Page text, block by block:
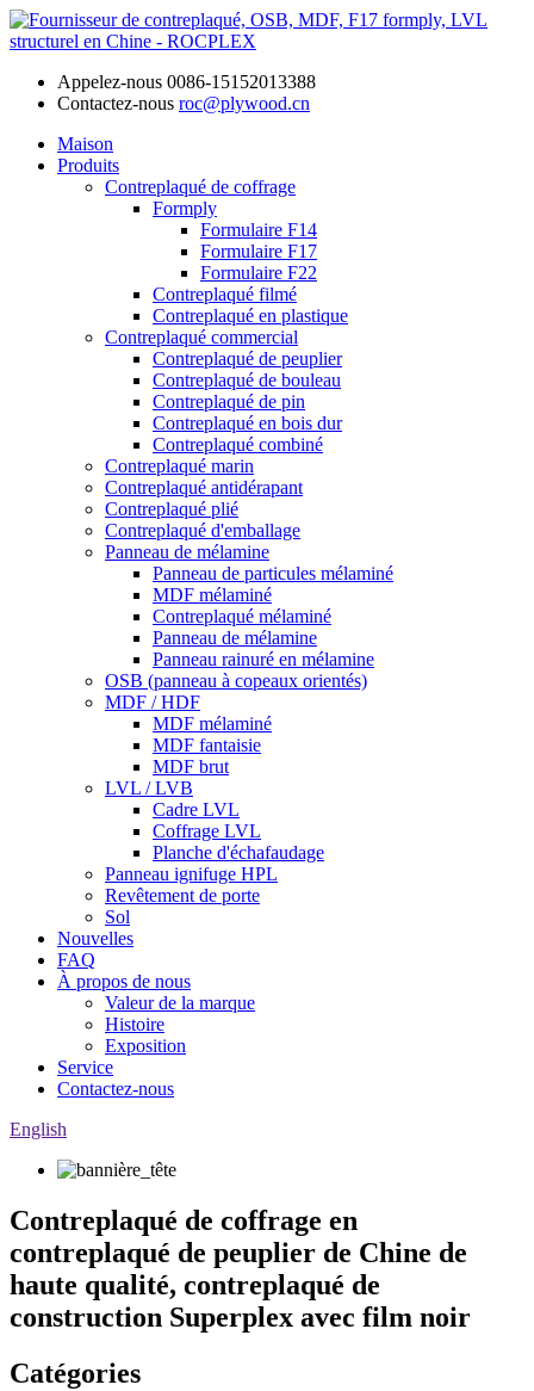
Appelez-nous 0086-15152013388
Contactez-nous roc@plywood.cn
Maison
Produits
Contreplaqué de coffrage
Formply
Formulaire F14
Formulaire F17
Formulaire F22
Contreplaqué filmé
Contreplaqué en plastique
Contreplaqué commercial
Contreplaqué de peuplier
Contreplaqué de bouleau
Contreplaqué de pin
Contreplaqué en bois dur
Contreplaqué combiné
Contreplaqué marin
Contreplaqué antidérapant
Contreplaqué plié
Contreplaqué d'emballage
Panneau de mélamine
Panneau de particules mélaminé
MDF mélaminé
Contreplaqué mélaminé
Panneau de mélamine
Panneau rainuré en mélamine
OSB (panneau à copeaux orientés)
MDF / HDF
MDF mélaminé
MDF fantaisie
MDF brut
LVL / LVB
Cadre LVL
Coffrage LVL
Planche d'échafaudage
Panneau ignifuge HPL
Revêtement de porte
Sol
Nouvelles
FAQ
À propos de nous
Valeur de la marque
Histoire
Exposition
Service
Contactez-nous
English
Contreplaqué de coffrage en
contreplaqué de peuplier de Chine de
haute qualité, contreplaqué de
construction Superplex avec film noir
Catégories